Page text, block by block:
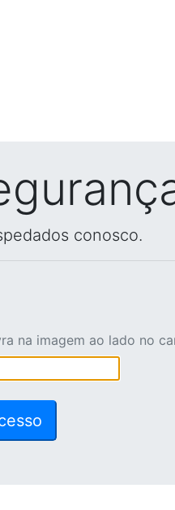
conosco.
na imagem ao lado no